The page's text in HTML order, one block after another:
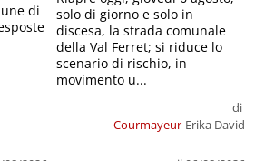
di
Courmayeur
di
Erika David
solo di giorno e solo in
discesa, la strada comunale
della Val Ferret; si riduce lo
scenario di rischio, in
movimento u...